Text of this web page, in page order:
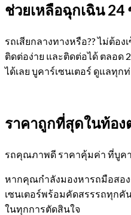
ช่วยเหลือฉุกเฉิน 24
รถเสียกลางทางหรือ?? ไม่ต้อง
ติดต่อง่าย และติดต่อได้ ตลอด
ได้เลย บูคาร์เซนเตอร์ ดูแลทุ
ราคาถูกที่สุดในท้อง
รถคุณภาพดี ราคาคุ้มค่า ที่บูคา
หากคุณกำลังมองหารถมือสอ
เซนเตอร์พร้อมคัดสรรรถทุกคั
ในทุกการตัดสินใจ